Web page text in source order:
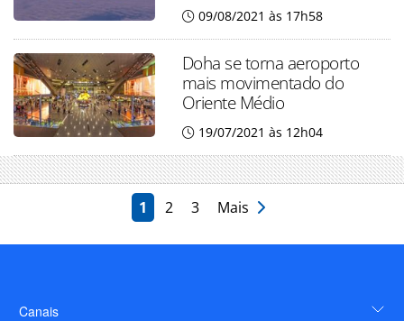
09/08/2021 às 17h58
Doha se torna aeroporto
mais movimentado do
Oriente Médio
19/07/2021 às 12h04
1 2 3 Mais
Canais